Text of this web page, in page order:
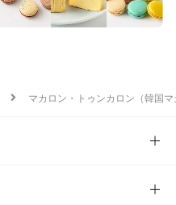
マカロン・トゥンカロン（韓国